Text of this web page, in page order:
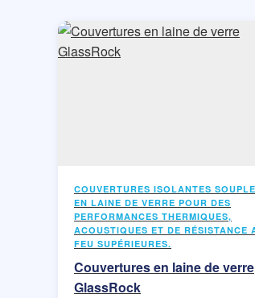
COUVERTURES ISOLANTES
EN LAINE DE VERRE POUR DES
PERFORMANCES THERMIQUES,
ACOUSTIQUES ET DE RÉSISTANCE
FEU SUPÉRIEURES.
Couvertures en laine de verre
GlassRock